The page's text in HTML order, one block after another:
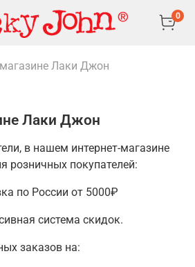
0
Лаки Джон
Лаки Джон
в нашем интернет-магазине
розничных покупателей:
по России от 5000₽
система скидок.
заказов на: